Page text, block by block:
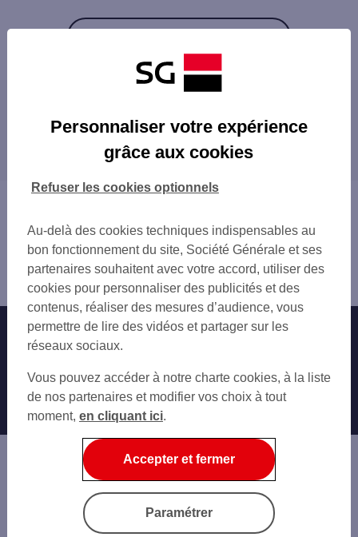
Les agences SG dans les villes à proximité
Chaumont
Nos engagements Nous contacter
Autres sites SG
Professionnels
Entreprises
Associations
Banque privée
Economie Publique
Informations légales
Personnaliser votre expérience
grâce aux cookies
Au-delà des cookies techniques indispensables au
bon fonctionnement du site, Société Générale et ses
partenaires souhaitent avec votre accord, utiliser des
cookies pour personnaliser des publicités et des
contenus, réaliser des mesures d’audience, vous
permettre de lire des vidéos et partager sur les
réseaux sociaux.
Vous pouvez accéder à notre charte cookies, à la liste
de nos partenaires et modifier vos choix à tout
moment, en cliquant ici.
Refuser les cookies optionnels
Accepter et fermer
Paramétrer